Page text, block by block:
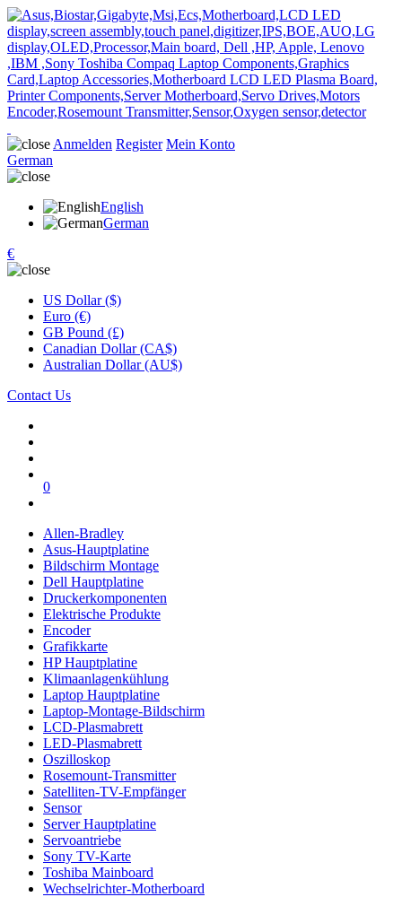
Anmelden Register Mein Konto
German
English
German
€
US Dollar ($)
Euro (€)
GB Pound (£)
Canadian Dollar (CA$)
Australian Dollar (AU$)
Contact Us
0
Allen-Bradley
Asus-Hauptplatine
Bildschirm Montage
Dell Hauptplatine
Druckerkomponenten
Elektrische Produkte
Encoder
Grafikkarte
HP Hauptplatine
Klimaanlagenkühlung
Laptop Hauptplatine
Laptop-Montage-Bildschirm
LCD-Plasmabrett
LED-Plasmabrett
Oszilloskop
Rosemount-Transmitter
Satelliten-TV-Empfänger
Sensor
Server Hauptplatine
Servoantriebe
Sony TV-Karte
Toshiba Mainboard
Wechselrichter-Motherboard